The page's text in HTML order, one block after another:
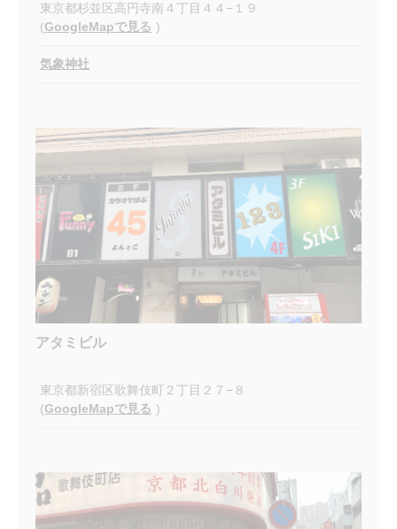
東京都杉並区高円寺南４丁目４４−１９
(GoogleMapで見る )
気象神社
アタミビル
東京都新宿区歌舞伎町２丁目２７−８
(GoogleMapで見る )